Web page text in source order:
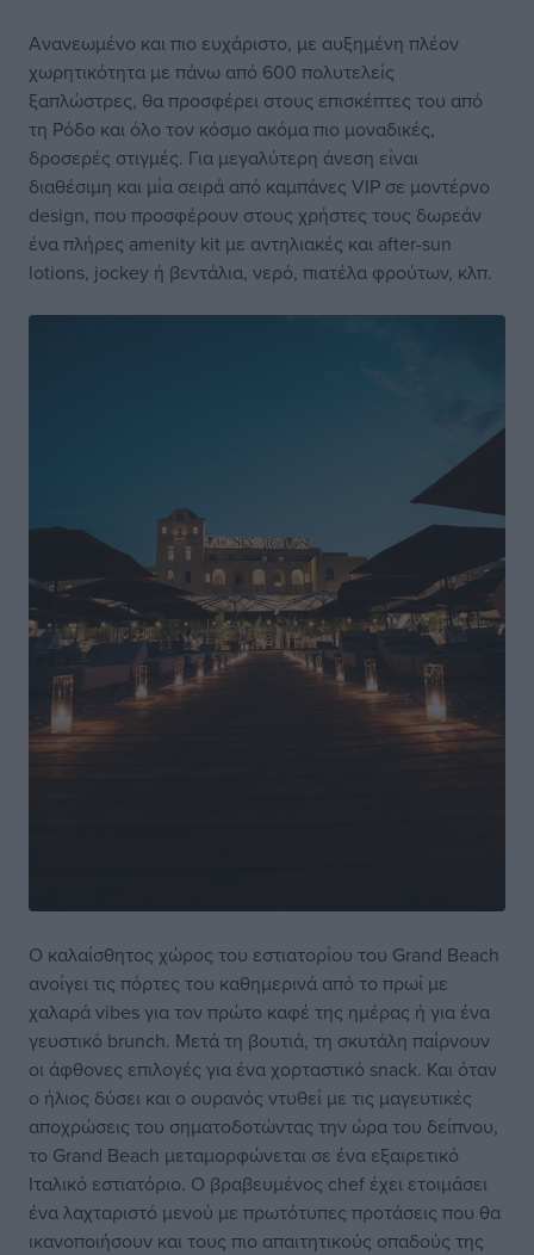
Ανανεωμένο και πιο ευχάριστο, με αυξημένη πλέον
χωρητικότητα με πάνω από 600 πολυτελείς
ξαπλώστρες, θα προσφέρει στους επισκέπτες του από
τη Ρόδο και όλο τον κόσμο ακόμα πιο μοναδικές,
δροσερές στιγμές. Για μεγαλύτερη άνεση είναι
διαθέσιμη και μία σειρά από καμπάνες VIP σε μοντέρνο
design, που προσφέρουν στους χρήστες τους δωρεάν
ένα πλήρες amenity kit με αντηλιακές και after-sun
lotions, jockey ή βεντάλια, νερό, πιατέλα φρούτων, κλπ.
O καλαίσθητος χώρος του εστιατορίου του Grand Beach
ανοίγει τις πόρτες του καθημερινά από το πρωί με
χαλαρά vibes για τον πρώτο καφέ της ημέρας ή για ένα
γευστικό brunch. Μετά τη βουτιά, τη σκυτάλη παίρνουν
οι άφθονες επιλογές για ένα χορταστικό snack. Και όταν
ο ήλιος δύσει και ο ουρανός ντυθεί με τις μαγευτικές
αποχρώσεις του σηματοδοτώντας την ώρα του δείπνου,
το Grand Beach μεταμορφώνεται σε ένα εξαιρετικό
Ιταλικό εστιατόριο. O βραβευμένος chef έχει ετοιμάσει
ένα λαχταριστό μενού με πρωτότυπες προτάσεις που θα
ικανοποιήσουν και τους πιο απαιτητικούς οπαδούς της